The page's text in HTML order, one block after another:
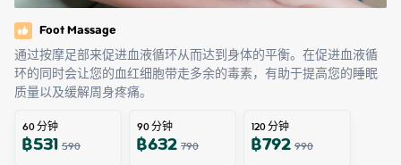
Foot Massage
通过按摩足部来促进血液循环从而达到身体的平衡。在促进血液循
环的同时会让您的血红细胞带走多余的毒素，有助于提高您的睡眠
质量以及缓解周身疼痛。
60分钟
฿531590
90分钟
฿632790
120分钟
฿792990